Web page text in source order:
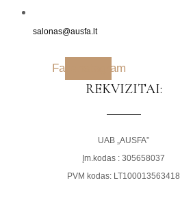
salonas@ausfa.lt
FacebookInstagram
REKVIZITAI:
UAB „AUSFA”
Įm.kodas : 305658037
PVM kodas: LT100013563418